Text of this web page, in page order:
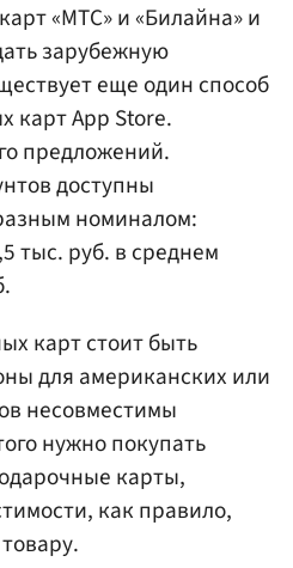
«МТС» и «Билайна» и
зарубежную
еще один способ
карт App Store.
предложений.
доступны
номиналом:
тыс. руб. в среднем
карт стоит быть
для американских или
несовместимы
нужно покупать
карты,
как правило,